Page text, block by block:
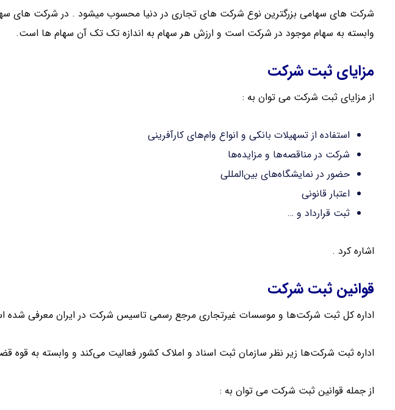
شرکت های سهامی بزرگترین نوع شرکت های تجاری در دنیا محسوب میشود . در شرکت های
وابسته به سهام موجود در شرکت است و ارزش هر سهام به اندازه تک تک آن سهام ها است.
مزایای ثبت شرکت
از مزایای ثبت شرکت می توان به :
استفاده از تسهیلات بانکی و انواع وام‌های کارآفرینی
شرکت در مناقصه‌ها و مزایده‌ها
حضور در نمایشگاه‌های بین‌المللی
اعتبار قانونی
ثبت قرارداد و …
اشاره کرد .
قوانین ثبت شرکت
اداره کل ثبت شرکت‌ها و موسسات غیرتجاری مرجع رسمی تاسیس شرکت در ایران معرفی شده
اداره ثبت شرکت‌ها زیر نظر سازمان ثبت اسناد و املاک کشور فعالیت می‌کند و وابسته به قوه
از جمله قوانین ثبت شرکت می توان به :